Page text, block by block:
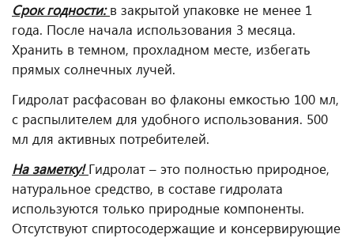
Срок годности:в закрытой упаковке не менее 1
года. После начала использования 3 месяца.
Хранить в темном, прохладном месте, избегать
прямых солнечных лучей.
Гидролат расфасован во флаконы емкостью 100 мл,
с распылителем для удобного использования. 500
мл для активных потребителей.
На заметку!Гидролат – это полностью природное,
натуральное средство, в составе гидролата
используются только природные компоненты.
Отсутствуют спиртосодержащие и консервирующие